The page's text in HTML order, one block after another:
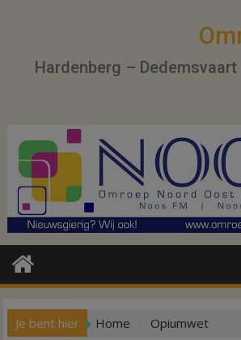
Hardenberg –
Je bent hier Home Opiumwet